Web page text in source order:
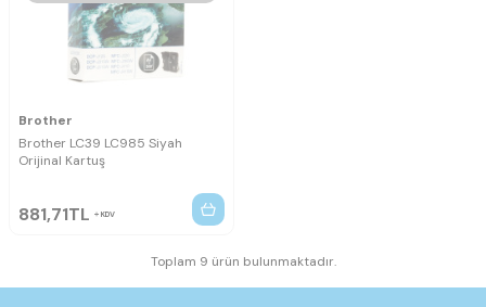
Brother
Brother LC39 LC985 Siyah
Orijinal Kartuş
881,71TL KDV
Toplam 9 ürün bulunmaktadır.